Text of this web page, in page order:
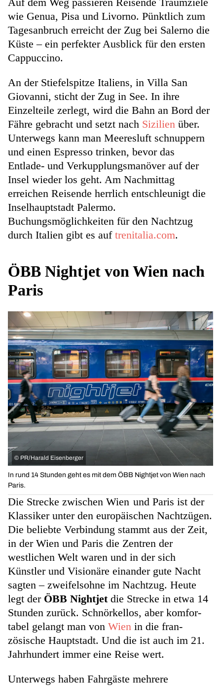
wie Genua, Pisa und Livorno. Pünktlich zum
Tagesanbruch erreicht der Zug bei Salerno die
Küste – ein perfekter Ausblick für den ersten
Cappuccino.
An der Stiefelspitze Italiens, in Villa San
Giovanni, sticht der Zug in See. In ihre
Einzelteile zerlegt, wird die Bahn an Bord der
Fähre gebracht und setzt nach Sizilien über.
Unterwegs kann man Meeresluft schnuppern
und einen Espresso trinken, bevor das
Entlade- und Verkupplungsmanöver auf der
Insel wieder los geht. Am Nachmittag
erreichen Reisende herrlich entschleunigt die
Inselhauptstadt Palermo.
Buchungsmöglichkeiten für den Nachtzug
durch Italien gibt es auf trenitalia.com.
ÖBB Nightjet von Wien nach
Paris
© PR/Harald Eisenberger
In rund 14 Stunden geht es mit dem ÖBB Nightjet von Wien nach
Paris.
Die Strecke zwischen Wien und Paris ist der
Klassiker unter den europäischen Nachtzügen.
Die beliebte Verbindung stammt aus der Zeit,
in der Wien und Paris die Zentren der
westlichen Welt waren und in der sich
Künstler und Visionäre einander gute Nacht
sagten – zweifelsohne im Nachtzug. Heute
legt der ÖBB Nightjet die Strecke in etwa 14
Stunden zurück. Schnörkellos, aber komfor­
tabel gelangt man von Wien in die fran­
zösische Hauptstadt. Und die ist auch im 21.
Jahrhundert immer eine Reise wert.
Unterwegs haben Fahrgäste mehrere